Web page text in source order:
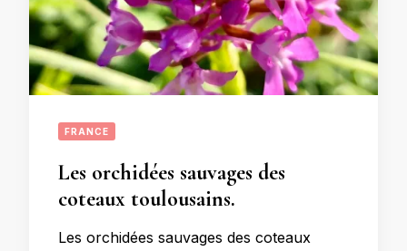
FRANCE
Les orchidées sauvages des
coteaux toulousains.
Les orchidées sauvages des coteaux